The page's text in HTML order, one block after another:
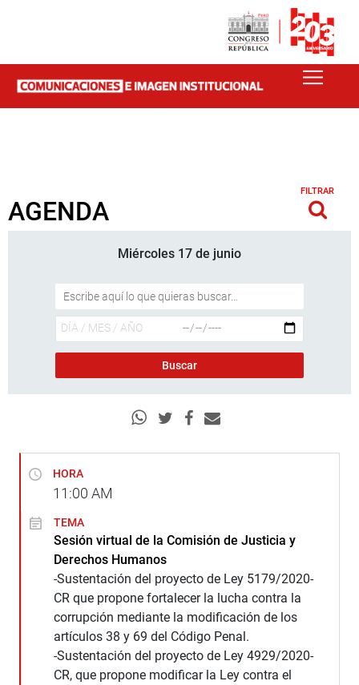
AGENDA
FILTRAR
Miércoles 17 de junio
HORA
11:00 AM
TEMA
Sesión virtual de la Comisión de Justicia y
Derechos Humanos
-Sustentación del proyecto de Ley 5179/2020-
CR que propone fortalecer la lucha contra la
corrupción mediante la modificación de los
artículos 38 y 69 del Código Penal.
-Sustentación del proyecto de Ley 4929/2020-
CR, que propone modificar la Ley contra el